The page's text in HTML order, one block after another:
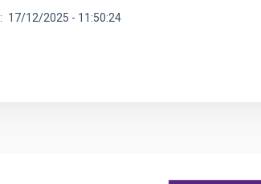
17/12/2025 - 11:50:24